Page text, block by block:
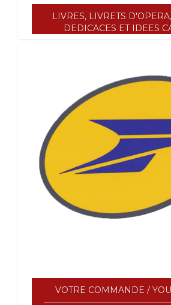
LIVRES, LIVRETS
DEDICACES ET IDEES
VOTRE COMMANDE /